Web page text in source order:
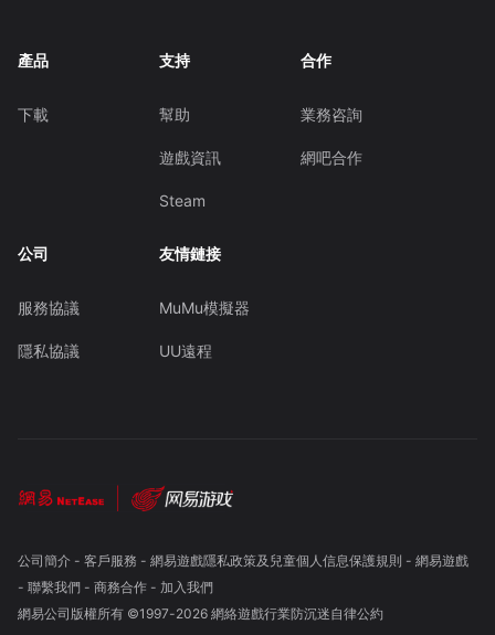
產品
下載
支持
幫助
遊戲資訊
Steam
合作
業務咨詢
網吧合作
公司
服務協議
隱私協議
友情鏈接
MuMu模擬器
UU遠程
公司簡介- 客戶服務 - 網易遊戲隱私政策及兒童個人信息保護規則 - 網易遊戲
- 聯繫我們- 商務合作- 加入我們
網易公司版權所有 ©1997-2026 網絡遊戲行業防沉迷自律公約